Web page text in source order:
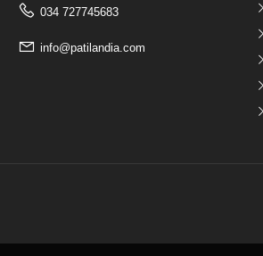
034 727745683
info@patilandia.com